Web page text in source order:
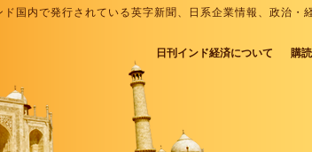
ド国内で発行されている英字新聞、日系企業情報、政治
日刊インド経済について 購